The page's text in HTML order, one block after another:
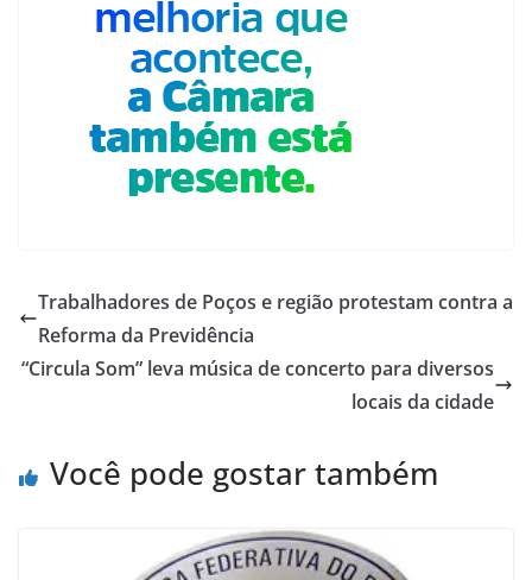
Trabalhadores de Poços e região protestam contra a
Reforma da Previdência
“Circula Som” leva música de concerto para diversos
locais da cidade
Você pode gostar também